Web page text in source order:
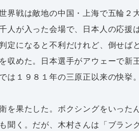
界戦は敵地の中国・上海で五輪２
人が入った会場で、日本人の応援
定になると不利だけれど、倒せば
収めた。日本選手がアウェーで新
は１９８１年の三原正以来の快挙
を果たした。ボクシングをいった
聞く。だが、木村さんは「ブラン